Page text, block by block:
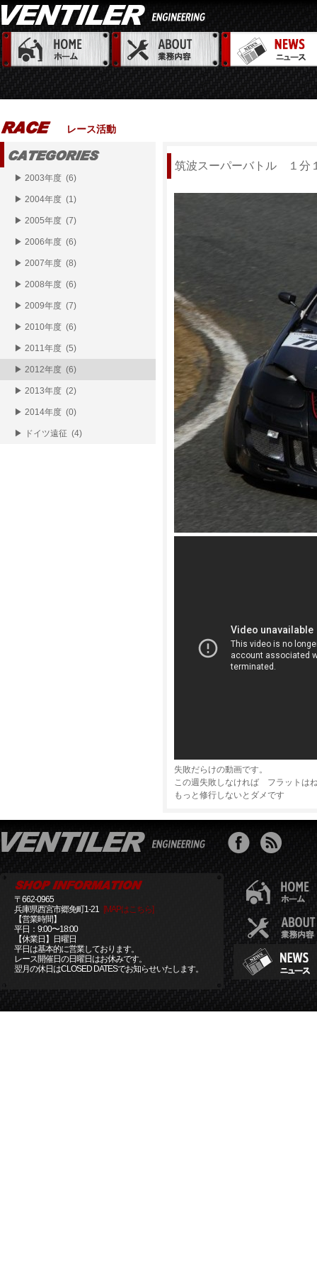
レース活動
筑波スーパーバトル １分
失敗だらけの動画です。
この週失敗しなければ フラットは
もっと修行しないとダメです
▶ 2003年度 (6)
▶ 2004年度 (1)
▶ 2005年度 (7)
▶ 2006年度 (6)
▶ 2007年度 (8)
▶ 2008年度 (6)
▶ 2009年度 (7)
▶ 2010年度 (6)
▶ 2011年度 (5)
▶ 2012年度 (6)
▶ 2013年度 (2)
▶ 2014年度 (0)
▶ ドイツ遠征 (4)
〒662-0965
兵庫県西宮市郷免町1-21 [MAPはこちら]
【営業時間】
平日：9:00〜18:00
【休業日】日曜日
平日は基本的に営業しております。
レース開催日の日曜日はお休みです。
翌月の休日はCLOSED DATESでお知らせいたします。